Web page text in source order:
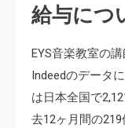
給与につ
EYS音楽教室の
Indeedのデータ
は日本全国で
去12ヶ月間の